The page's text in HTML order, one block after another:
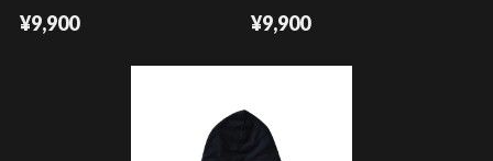
¥9,900 ¥9,900